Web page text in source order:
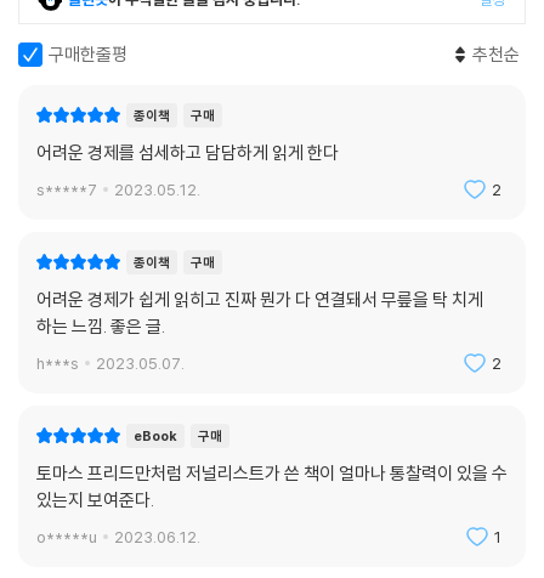
이션의 방향을 점치는 것은 무의미할 수 있다. 하버드대학 케네스 로고프
대를 살고 있다. 세계 경제의 전환점에 있는지도 모른다”라고 말했다. 그렇
게 된다면 지금까지의 사건은 진짜 이야기가 시작되기 전의 ‘프리퀄’에 지
나지 않는지도 모른다.”(본문 124쪽 중에서)
계’를 향해 나아가야 한다. 그래서 저자는 작금의 ‘거대한 충격’을 불러온
기자정신을 발휘해 물불 가리지 않고 정치, 사회, 역사, 심리 이야기를 넘
눈초리로 바라본다. ‘효율’은 물론 좋은 것이고 인류를 발전시킨 동력 가운
우리는 무엇을 해야 할까? 저자는 ‘인간을 응시하는’ 경제만 상대할 것이
며, 맥락이 그 길을 안내할 것이라고 제시한다.
세계 경제에 휘말리지 않도록 알기 쉽게 풀어낸 ‘스토리텔링 경제의 힘’!
구매한줄평 추천순
종이책 구매
어려운 경제를 섬세하고 담담하게 읽게 한다
s*****7 2023.05.12. 2
종이책 구매
어려운 경제가 쉽게 읽히고 진짜 뭔가 다 연결돼서 무릎을 탁 치게
하는 느낌. 좋은 글.
h***s 2023.05.07. 2
eBook 구매
토마스 프리드만처럼 저널리스트가 쓴 책이 얼마나 통찰력이 있을 수
있는지 보여준다.
o*****u 2023.06.12. 1